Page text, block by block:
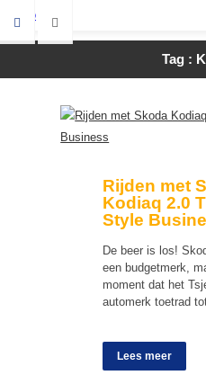
Tag :
Rijden met
Kodiaq 2.0
Style
De beer is los!
een budgetmerk,
moment dat het
automerk toetrad
Lees meer